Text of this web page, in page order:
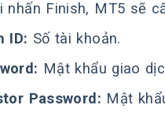
nhấn Finish, MT5 sẽ
ID: Số tài khoản.
Mật khẩu giao
Password: Mật